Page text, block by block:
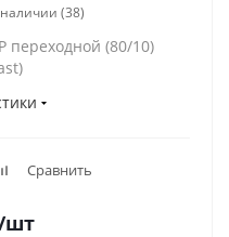
(38)
переходной (80/10)
Сравнить
шт